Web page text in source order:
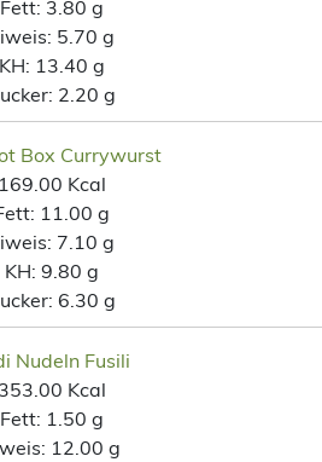
Fett: 3.80 g
5.70 g
KH: 13.40 g
2.20 g
Box Currywurst
169.00 Kcal
11.00 g
7.10 g
KH: 9.80 g
6.30 g
Nudeln Fusili
353.00 Kcal
Fett: 1.50 g
12.00 g